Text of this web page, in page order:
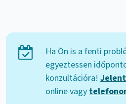
Ha Ön is a fenti
egyeztessen
konzultációra!
online vagy